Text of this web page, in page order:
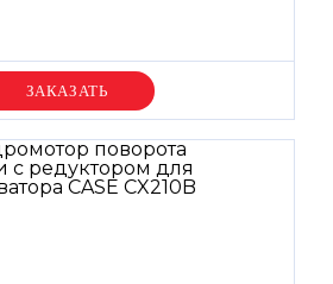
Уточняйте цену